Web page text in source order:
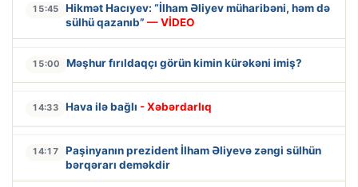
15:45
Hikmət Hacıyev: “İlham Əliyev müharibəni, həm də
sülhü qazanıb” — VİDEO
15:00 Məşhur fırıldaqçı görün kimin kürəkəni imiş?
14:33 Hava ilə bağlı - Xəbərdarlıq
14:17
Paşinyanın prezident İlham Əliyevə zəngi sülhün
bərqərarı deməkdir